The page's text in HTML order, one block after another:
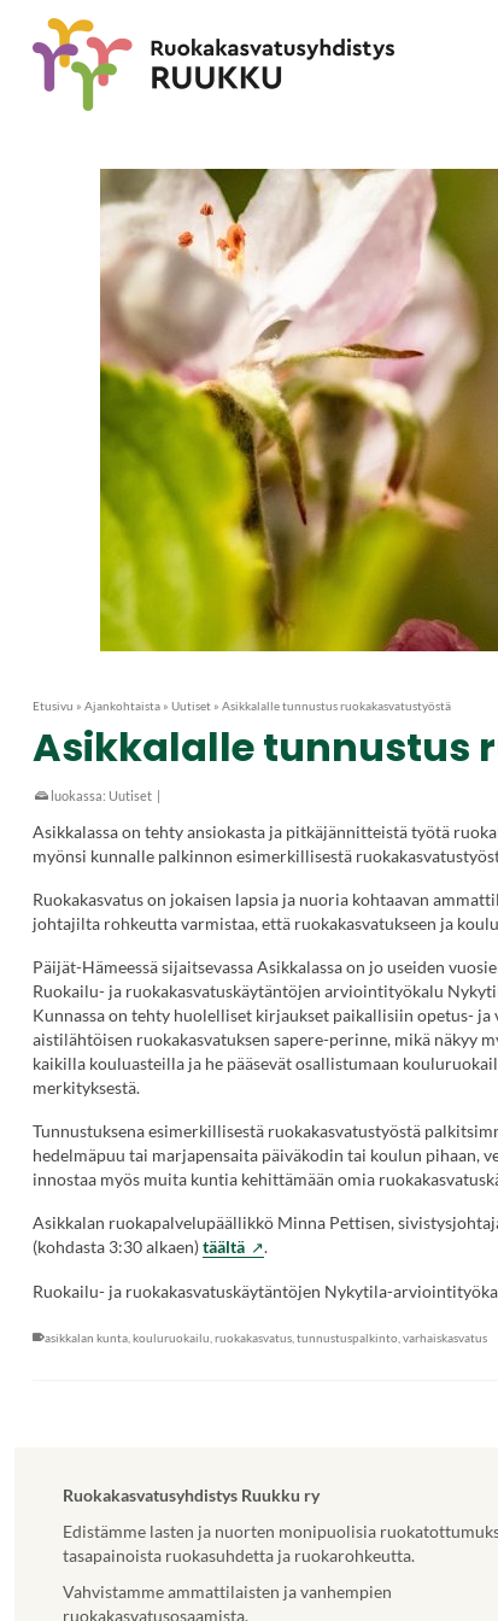
Etusivu » Ajankohtaista » Uutiset » Asikkalalle tunnustus ruokakasvatustyöstä
Asikkalalle tunnustus
luokassa: Uutiset |
Asikkalassa on tehty ansiokasta ja pitkäjännitteistä työtä
myönsi kunnalle palkinnon esimerkillisestä
Ruokakasvatus on jokaisen lapsia ja nuoria kohtaavan
johtajilta rohkeutta varmistaa, että ruokakasvatukseen ja
Päijät-Hämeessä sijaitsevassa Asikkalassa on jo useiden
Ruokailu- ja ruokakasvatuskäytäntöjen arviointityökalu
Kunnassa on tehty huolelliset kirjaukset paikallisiin opetus- ja
aistilähtöisen ruokakasvatuksen sapere-perinne, mikä näkyy
kaikilla kouluasteilla ja he pääsevät osallistumaan
merkityksestä.
Tunnustuksena esimerkillisestä ruokakasvatustyöstä
hedelmäpuu tai marjapensaita päiväkodin tai koulun pihaan,
innostaa myös muita kuntia kehittämään omia
Asikkalan ruokapalvelupäällikkö Minna Pettisen,
(kohdasta 3:30 alkaen)täältä(Vieraile
sivustolla.
avautuu
.
Ruokailu- ja ruokakasvatuskäytäntöjen Nykytila-
asikkalan kunta kouluruokailu ruokakasvatus tunnustuspalkinto varhaiskasvatus
Ruokakasvatusyhdistys Ruukku ry
Edistämme lasten ja nuorten monipuolisia
tasapainoista ruokasuhdetta ja ruokarohkeutta.
Vahvistamme ammattilaisten ja vanhempien
ruokakasvatusosaamista.